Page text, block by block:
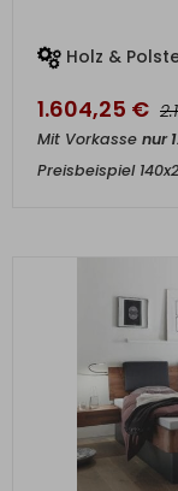
Holz &
1.604,25 €
Mit Vorkasse nur
Preisbeispiel